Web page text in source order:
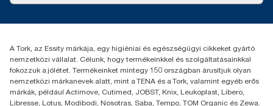
+36 1 392 2176
H-1021 Budapest
Budakeszi út 51.
A Tork, az Essity márkája, egy higiéniai és egészségügyi cikkeket gyártó
nemzetközi vállalat. Célunk, hogy termékeinkkel és szolgáltatásainkkal
fokozzuk a jólétet. Termékeinket mintegy 150 országban árusítjuk olyan
nemzetközi márkanevek alatt, mint a TENA és a Tork, valamint egyéb erős
márkák, például Actimove, Cutimed, JOBST, Knix, Leukoplast, Libero,
Libresse, Lotus, Modibodi, Nosotras, Saba, Tempo, TOM Organic és Zewa.